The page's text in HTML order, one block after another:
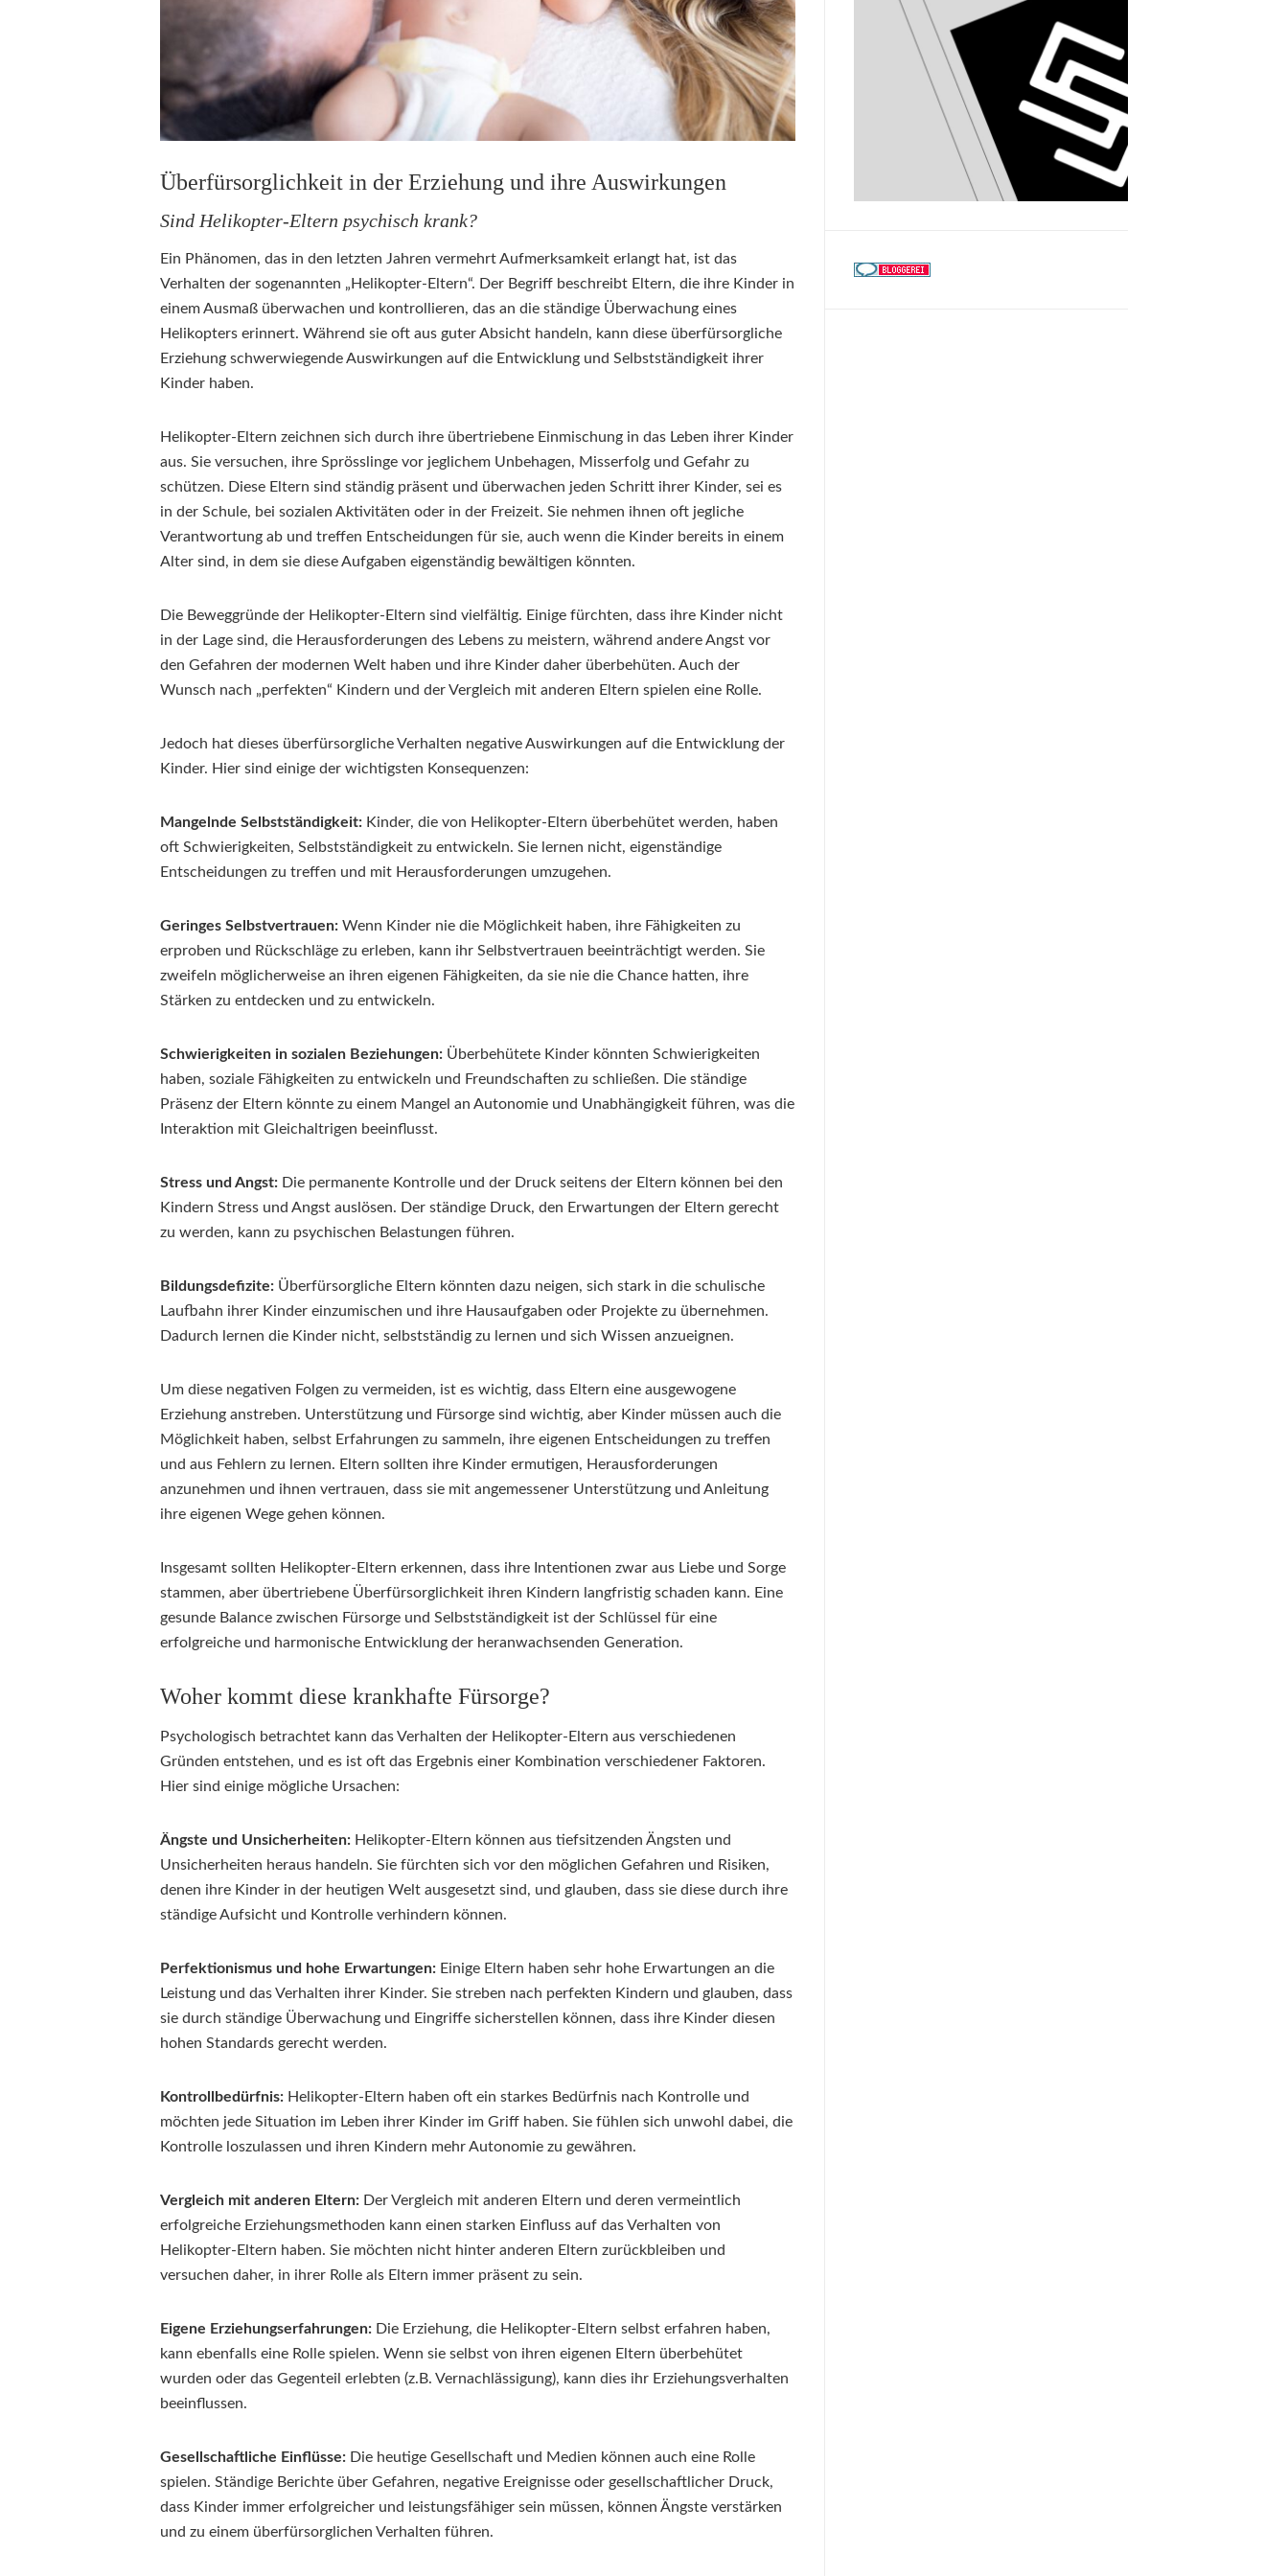
Überfürsorglichkeit in der Erziehung und ihre Auswirkungen
Sind Helikopter-Eltern psychisch krank?
Ein Phänomen, das in den letzten Jahren vermehrt Aufmerksamkeit erlangt hat, ist das
Verhalten der sogenannten „Helikopter-Eltern“. Der Begriff beschreibt Eltern, die ihre Kinder in
einem Ausmaß überwachen und kontrollieren, das an die ständige Überwachung eines
Helikopters erinnert. Während sie oft aus guter Absicht handeln, kann diese überfürsorgliche
Erziehung schwerwiegende Auswirkungen auf die Entwicklung und Selbstständigkeit ihrer
Kinder haben.
Helikopter-Eltern zeichnen sich durch ihre übertriebene Einmischung in das Leben ihrer Kinder
aus. Sie versuchen, ihre Sprösslinge vor jeglichem Unbehagen, Misserfolg und Gefahr zu
schützen. Diese Eltern sind ständig präsent und überwachen jeden Schritt ihrer Kinder, sei es
in der Schule, bei sozialen Aktivitäten oder in der Freizeit. Sie nehmen ihnen oft jegliche
Verantwortung ab und treffen Entscheidungen für sie, auch wenn die Kinder bereits in einem
Alter sind, in dem sie diese Aufgaben eigenständig bewältigen könnten.
Die Beweggründe der Helikopter-Eltern sind vielfältig. Einige fürchten, dass ihre Kinder nicht
in der Lage sind, die Herausforderungen des Lebens zu meistern, während andere Angst vor
den Gefahren der modernen Welt haben und ihre Kinder daher überbehüten. Auch der
Wunsch nach „perfekten“ Kindern und der Vergleich mit anderen Eltern spielen eine Rolle.
Jedoch hat dieses überfürsorgliche Verhalten negative Auswirkungen auf die Entwicklung der
Kinder. Hier sind einige der wichtigsten Konsequenzen:
Mangelnde Selbstständigkeit: Kinder, die von Helikopter-Eltern überbehütet werden, haben
oft Schwierigkeiten, Selbstständigkeit zu entwickeln. Sie lernen nicht, eigenständige
Entscheidungen zu treffen und mit Herausforderungen umzugehen.
Geringes Selbstvertrauen: Wenn Kinder nie die Möglichkeit haben, ihre Fähigkeiten zu
erproben und Rückschläge zu erleben, kann ihr Selbstvertrauen beeinträchtigt werden. Sie
zweifeln möglicherweise an ihren eigenen Fähigkeiten, da sie nie die Chance hatten, ihre
Stärken zu entdecken und zu entwickeln.
Schwierigkeiten in sozialen Beziehungen: Überbehütete Kinder könnten Schwierigkeiten
haben, soziale Fähigkeiten zu entwickeln und Freundschaften zu schließen. Die ständige
Präsenz der Eltern könnte zu einem Mangel an Autonomie und Unabhängigkeit führen, was die
Interaktion mit Gleichaltrigen beeinflusst.
Stress und Angst: Die permanente Kontrolle und der Druck seitens der Eltern können bei den
Kindern Stress und Angst auslösen. Der ständige Druck, den Erwartungen der Eltern gerecht
zu werden, kann zu psychischen Belastungen führen.
Bildungsdefizite: Überfürsorgliche Eltern könnten dazu neigen, sich stark in die schulische
Laufbahn ihrer Kinder einzumischen und ihre Hausaufgaben oder Projekte zu übernehmen.
Dadurch lernen die Kinder nicht, selbstständig zu lernen und sich Wissen anzueignen.
Um diese negativen Folgen zu vermeiden, ist es wichtig, dass Eltern eine ausgewogene
Erziehung anstreben. Unterstützung und Fürsorge sind wichtig, aber Kinder müssen auch die
Möglichkeit haben, selbst Erfahrungen zu sammeln, ihre eigenen Entscheidungen zu treffen
und aus Fehlern zu lernen. Eltern sollten ihre Kinder ermutigen, Herausforderungen
anzunehmen und ihnen vertrauen, dass sie mit angemessener Unterstützung und Anleitung
ihre eigenen Wege gehen können.
Insgesamt sollten Helikopter-Eltern erkennen, dass ihre Intentionen zwar aus Liebe und Sorge
stammen, aber übertriebene Überfürsorglichkeit ihren Kindern langfristig schaden kann. Eine
gesunde Balance zwischen Fürsorge und Selbstständigkeit ist der Schlüssel für eine
erfolgreiche und harmonische Entwicklung der heranwachsenden Generation.
Woher kommt diese krankhafte Fürsorge?
Psychologisch betrachtet kann das Verhalten der Helikopter-Eltern aus verschiedenen
Gründen entstehen, und es ist oft das Ergebnis einer Kombination verschiedener Faktoren.
Hier sind einige mögliche Ursachen:
Ängste und Unsicherheiten: Helikopter-Eltern können aus tiefsitzenden Ängsten und
Unsicherheiten heraus handeln. Sie fürchten sich vor den möglichen Gefahren und Risiken,
denen ihre Kinder in der heutigen Welt ausgesetzt sind, und glauben, dass sie diese durch ihre
ständige Aufsicht und Kontrolle verhindern können.
Perfektionismus und hohe Erwartungen: Einige Eltern haben sehr hohe Erwartungen an die
Leistung und das Verhalten ihrer Kinder. Sie streben nach perfekten Kindern und glauben, dass
sie durch ständige Überwachung und Eingriffe sicherstellen können, dass ihre Kinder diesen
hohen Standards gerecht werden.
Kontrollbedürfnis: Helikopter-Eltern haben oft ein starkes Bedürfnis nach Kontrolle und
möchten jede Situation im Leben ihrer Kinder im Griff haben. Sie fühlen sich unwohl dabei, die
Kontrolle loszulassen und ihren Kindern mehr Autonomie zu gewähren.
Vergleich mit anderen Eltern: Der Vergleich mit anderen Eltern und deren vermeintlich
erfolgreiche Erziehungsmethoden kann einen starken Einfluss auf das Verhalten von
Helikopter-Eltern haben. Sie möchten nicht hinter anderen Eltern zurückbleiben und
versuchen daher, in ihrer Rolle als Eltern immer präsent zu sein.
Eigene Erziehungserfahrungen: Die Erziehung, die Helikopter-Eltern selbst erfahren haben,
kann ebenfalls eine Rolle spielen. Wenn sie selbst von ihren eigenen Eltern überbehütet
wurden oder das Gegenteil erlebten (z.B. Vernachlässigung), kann dies ihr Erziehungsverhalten
beeinflussen.
Gesellschaftliche Einflüsse: Die heutige Gesellschaft und Medien können auch eine Rolle
spielen. Ständige Berichte über Gefahren, negative Ereignisse oder gesellschaftlicher Druck,
dass Kinder immer erfolgreicher und leistungsfähiger sein müssen, können Ängste verstärken
und zu einem überfürsorglichen Verhalten führen.